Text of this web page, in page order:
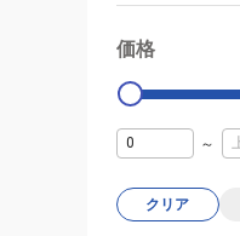
価格
0
～
クリア